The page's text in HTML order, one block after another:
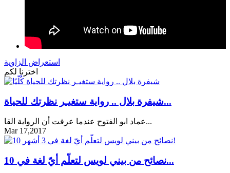
استعراض الزاوية
اخترنا لكم
شيفرة بلال .. رواية ستغيـر نظرتك للحياة...
عماد ابو الفتوح عندما عرفت أن الرواية القا...
Mar 17,2017
10 نصائح من بيني لويس لتعلّم أيّ لغة في...